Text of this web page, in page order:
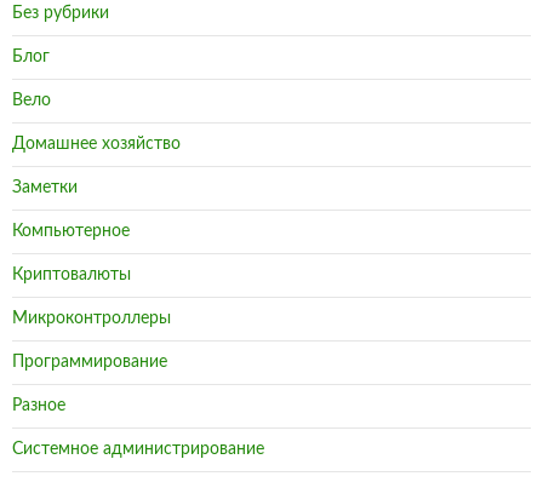
Без рубрики
Блог
Вело
Домашнее хозяйство
Заметки
Компьютерное
Криптовалюты
Микроконтроллеры
Программирование
Разное
Системное администрирование